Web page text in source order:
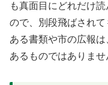
も真面目にどれだけ
ので、別段飛ばされ
ある書類や市の広報
あるものではありませ